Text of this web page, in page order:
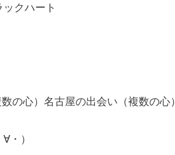
クハート
の心）名古屋の出会い（複数の心）
・）